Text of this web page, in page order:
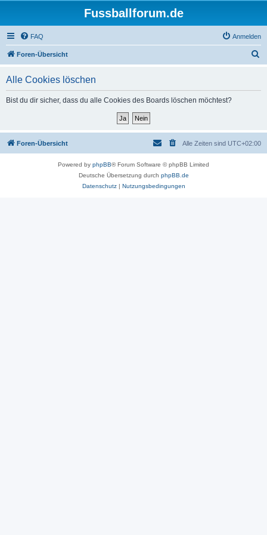
Fussballforum.de
FAQ Anmelden
Foren-Übersicht
Alle Cookies löschen
Bist du dir sicher, dass du alle Cookies des Boards löschen möchtest?
Foren-Übersicht Alle Zeiten sind UTC+02:00
Powered by phpBB® Forum Software © phpBB Limited
Deutsche Übersetzung durch phpBB.de
Datenschutz| Nutzungsbedingungen